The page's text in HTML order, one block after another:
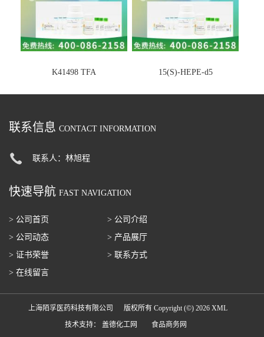
K41498 TFA 15(S)-HEPE-d5
联系信息 CONTACT INFORMATION
联系人：林旭程
快速导航 FAST NAVIGATION
> 公司首页
> 公司介绍
> 公司动态
> 产品展厅
> 证书荣誉
> 联系方式
> 在线留言
上海陌孚医药科技有限公司 版权所有 Copyright (©) 2026 XML
技术支持： 盖德化工网 食品商务网